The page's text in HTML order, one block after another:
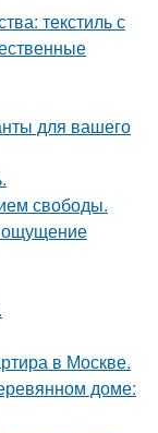
текстиль с
для вашего
свободы.
ощущение
в Москве.
доме: